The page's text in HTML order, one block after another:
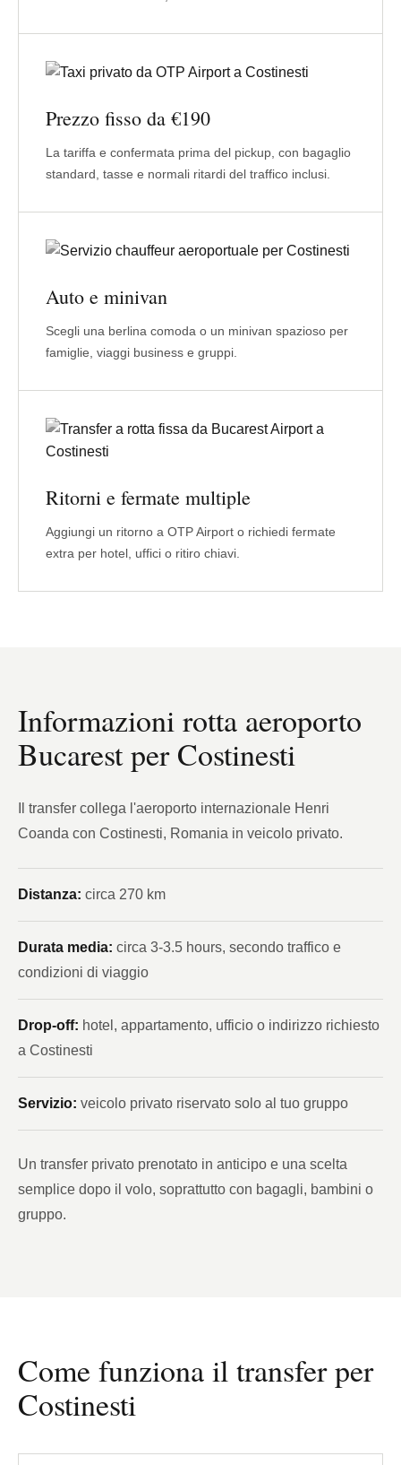
Prezzo fisso da €190
La tariffa e confermata prima del pickup, con bagaglio
standard, tasse e normali ritardi del traffico inclusi.
Auto e minivan
Scegli una berlina comoda o un minivan spazioso per
famiglie, viaggi business e gruppi.
Ritorni e fermate multiple
Aggiungi un ritorno a OTP Airport o richiedi fermate
extra per hotel, uffici o ritiro chiavi.
Informazioni rotta aeroporto
Bucarest per Costinesti
Il transfer collega l'aeroporto internazionale Henri
Coanda con Costinesti, Romania in veicolo privato.
Distanza: circa 270 km
Durata media: circa 3-3.5 hours, secondo traffico e
condizioni di viaggio
Drop-off: hotel, appartamento, ufficio o indirizzo richiesto
a Costinesti
Servizio: veicolo privato riservato solo al tuo gruppo
Un transfer privato prenotato in anticipo e una scelta
semplice dopo il volo, soprattutto con bagagli, bambini o
gruppo.
Come funziona il transfer per
Costinesti